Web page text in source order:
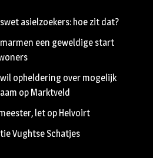
asielzoekers: hoe zit dat?
een geweldige start
opheldering over mogelijk
op Marktveld
let op Helvoirt
Vughtse Schatjes